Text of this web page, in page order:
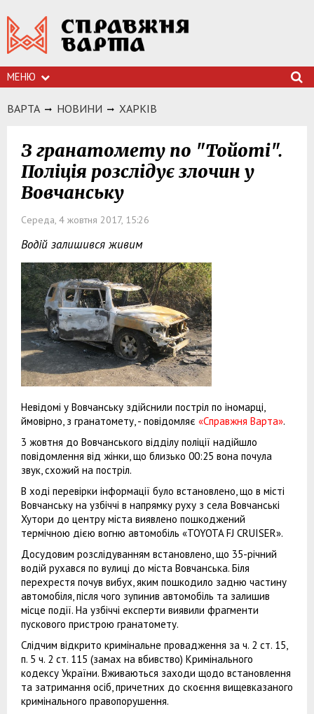
МЕНЮ
ВАРТА НОВИНИ ХАРКIВ
З гранатомету по "Тойоті".
Поліція розслідує злочин у
Вовчанську
Середа, 4 жовтня 2017, 15:26
Водій залишився живим
Невідомі у Вовчанську здійснили постріл по іномарці,
ймовірно, з гранатомету, - повідомляє «Справжня Варта».
3 жовтня до Вовчанського відділу поліції надійшло
повідомлення від жінки, що близько 00:25 вона почула
звук, схожий на постріл.
В ході перевірки інформації було встановлено, що в місті
Вовчанську на узбіччі в напрямку руху з села Вовчанські
Хутори до центру міста виявлено пошкоджений
термічною дією вогню автомобіль «TOYOTA FJ CRUISER».
Досудовим розслідуванням встановлено, що 35-річний
водій рухався по вулиці до міста Вовчанська. Біля
перехрестя почув вибух, яким пошкодило задню частину
автомобіля, після чого зупинив автомобіль та залишив
місце події. На узбіччі експерти виявили фрагменти
пускового пристрою гранатомету.
Слідчим відкрито кримінальне провадження за ч. 2 ст. 15,
п. 5 ч. 2 ст. 115 (замах на вбивство) Кримінального
кодексу України. Вживаються заходи щодо встановлення
та затримання осіб, причетних до скоєння вищевказаного
кримінального правопорушення.